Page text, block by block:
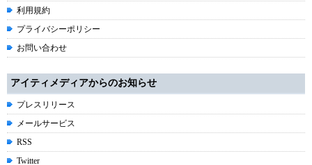
利用規約
プライバシーポリシー
お問い合わせ
アイティメディアからのお知らせ
プレスリリース
メールサービス
RSS
Twitter